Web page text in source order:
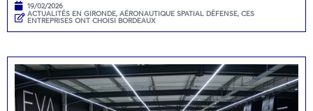
19/02/2026
ACTUALITÉS EN GIRONDE, AÉRONAUTIQUE SPATIAL DÉFENSE, CES
ENTREPRISES ONT CHOISI BORDEAUX